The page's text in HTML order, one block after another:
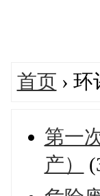
首页 ›
第一
产）